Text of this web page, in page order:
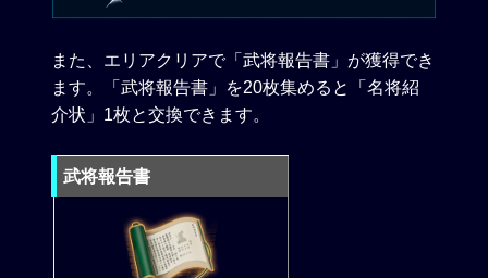
また、エリアクリアで「武将報告書」が獲得でき
ます。「武将報告書」を20枚集めると「名将紹
介状」1枚と交換できます。
武将報告書